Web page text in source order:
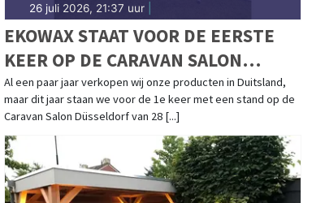
26 juli 2026, 21:37 uur|
EKOWAX STAAT VOOR DE EERSTE
KEER OP DE CARAVAN SALON
DÜSSELDORF VAN 28 AUGUSTUS
T/M 6 SEPTEMBER
Al een paar jaar verkopen wij onze producten in Duitsland,
maar dit jaar staan we voor de 1e keer met een stand op de
Caravan Salon Düsseldorf van 28 [...]